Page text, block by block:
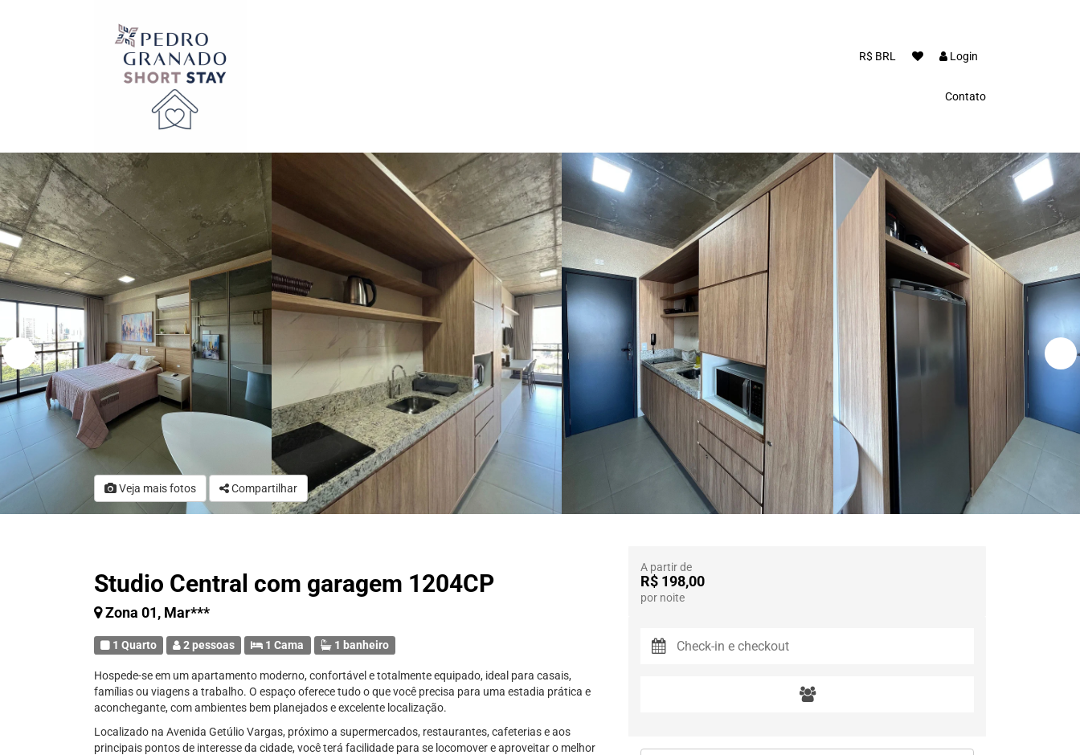
R$ BRL Login
Contato
Veja mais fotos Compartilhar
Studio Central com garagem 1204CP
Zona 01, Mar***
1 Quarto 2 pessoas 1 Cama 1 banheiro
Hospede-se em um apartamento moderno, confortável e totalmente equipado, ideal para casais,
famílias ou viagens a trabalho. O espaço oferece tudo o que você precisa para uma estadia prática e
aconchegante, com ambientes bem planejados e excelente localização.
Localizado na Avenida Getúlio Vargas, próximo a supermercados, restaurantes, cafeterias e aos
principais pontos de interesse da cidade, você terá facilidade para se locomover e aproveitar o melhor
A partir de
R$ 198,00
por noite